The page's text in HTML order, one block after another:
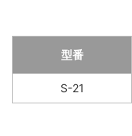
型番
S-21